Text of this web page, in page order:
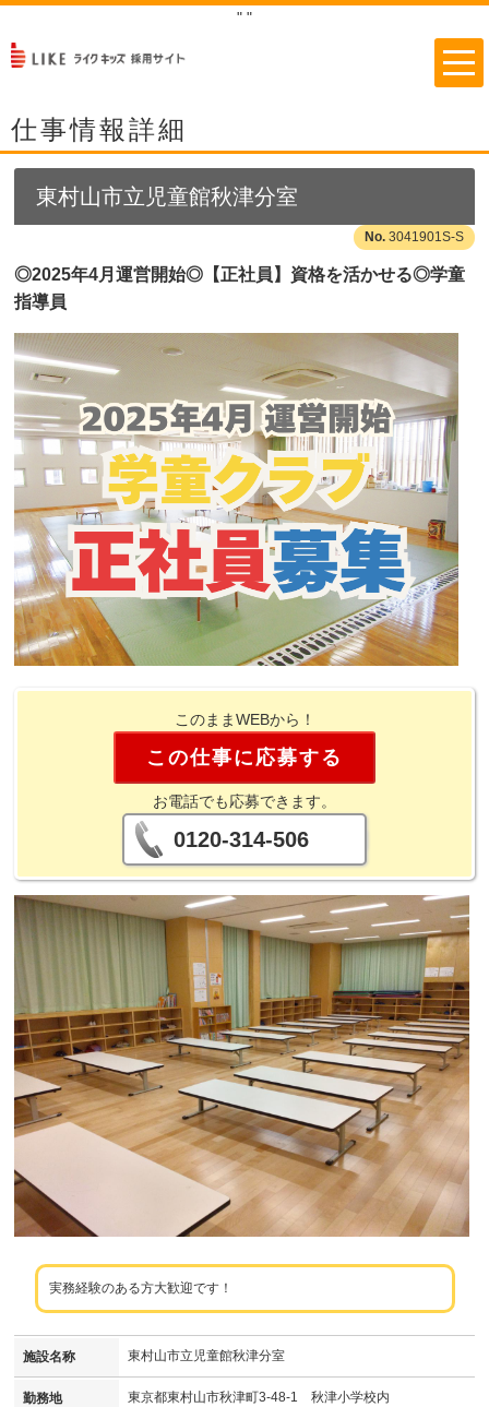
" "
仕事情報詳細
東村山市立児童館秋津分室
3041901S-S
◎2025年4月運営開始◎【正社員】資格を活かせる◎学童
指導員
このままWEBから！
この仕事に応募する
お電話でも応募できます。
0120-314-506
実務経験のある方大歓迎です！
施設名称 東村山市立児童館秋津分室
勤務地 東京都東村山市秋津町3-48-1 秋津小学校内